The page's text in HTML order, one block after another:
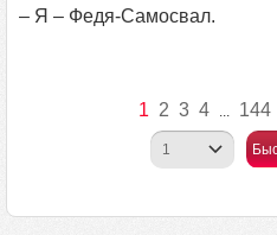
– Я – Федя-Самосвал.
1 2 3 4 ... 144